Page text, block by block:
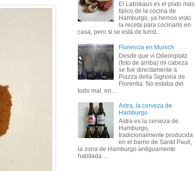
El Labskaus es el plato más
típico de la cocina de
Hamburgo, ya hemos visto
la receta para cocinarlo en
casa, pero si se está de turist...
Florencia en Munich
Desde que ví Odeonplatz
(foto de arriba) mi cabeza
se fue directamente a
Piazza della Signoria de
Florentia. No estaba del
todo mal, en...
Astra, la cerveza de
Hamburgo
Astra es la cerveza de
Hamburgo,
tradicionalmente producida
en el barrio de Sankt Pauli,
la zona de Hamburgo antiguamente
habitada ...